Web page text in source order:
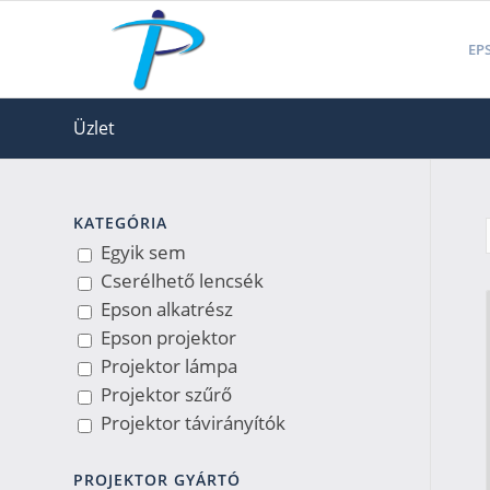
Üzlet
KATEGÓRIA
Egyik sem
Cserélhető lencsék
Epson alkatrész
Epson projektor
Projektor lámpa
Projektor szűrő
Projektor távirányítók
PROJEKTOR GYÁRTÓ